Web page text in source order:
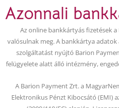
e
b
o
o
k
Azonnali
Az online bankkártyás fizetések
valósulnak meg. A bankkártya
szolgáltatást nyújtó Barion
felügyelete alatt álló intézmény,
A Barion Payment Zrt. a
Elektronikus Pénzt Kibocsátó (EMI)